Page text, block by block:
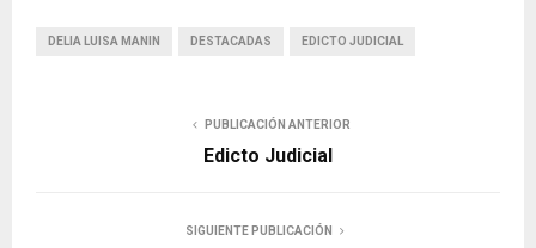
DELIA LUISA MANIN DESTACADAS EDICTO JUDICIAL
PUBLICACIÓN ANTERIOR
Edicto Judicial
SIGUIENTE PUBLICACIÓN